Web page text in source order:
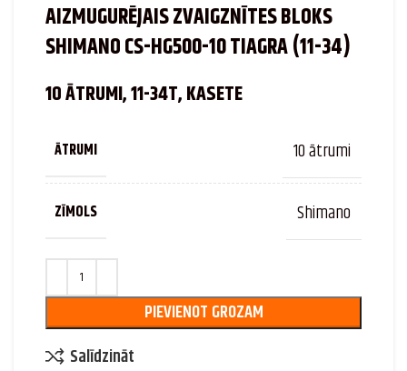
AIZMUGURĒJAIS ZVAIGZNĪTES BLOKS
SHIMANO CS-HG500-10 TIAGRA (11-34)
10 ĀTRUMI, 11-34T, KASETE
ĀTRUMI 10 ātrumi
ZĪMOLS Shimano
PIEVIENOT GROZAM
Salīdzināt